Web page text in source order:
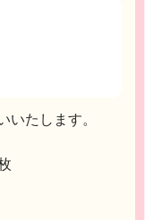
たします。